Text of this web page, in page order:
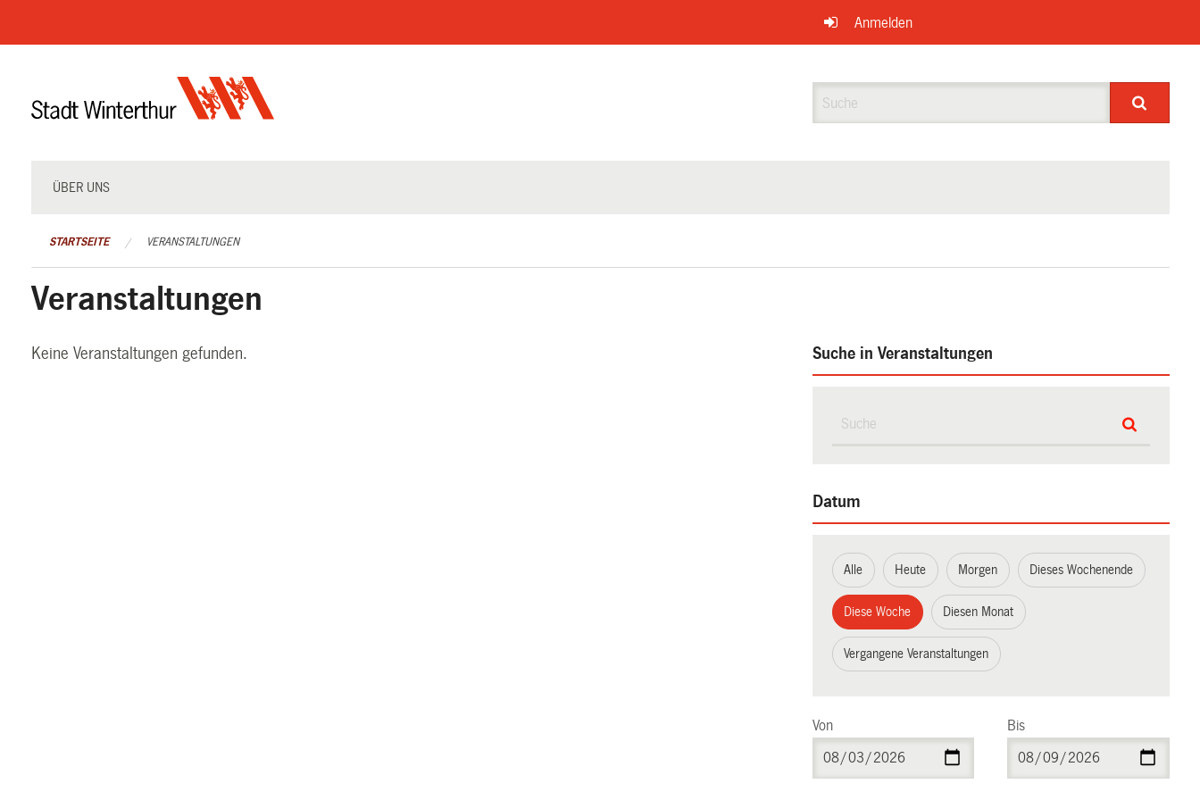
überspringen
Anmelden
ÜBER UNS
STARTSEITE VERANSTALTUNGEN
Veranstaltungen
Keine Veranstaltungen gefunden. Suche in Veranstaltungen
Datum
Alle Heute Morgen Dieses Wochenende
Diese Woche Diesen Monat
Vergangene Veranstaltungen
Von Bis